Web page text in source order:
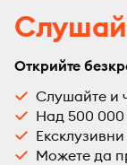
Открийте
Слушайте и
Над 500 000
Можете да